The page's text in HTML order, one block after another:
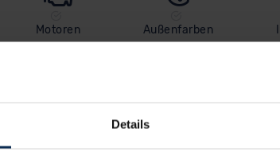
Details
Motoren Außenfarben